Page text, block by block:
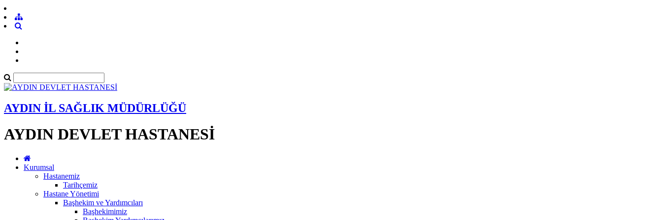
AYDIN İL SAĞLIK MÜDÜRLÜĞÜ
AYDIN DEVLET HASTANESİ
Kurumsal
Hastanemiz
Tarihçemiz
Hastane Yönetimi
Başhekim ve Yardımcıları
Başhekimimiz